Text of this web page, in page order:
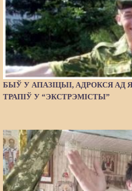
БЫЎ У АПАЗІЦЫІ, АДРОКСЯ АД
ТРАПІЎ У “ЭКСТРЭМІСТЫ”